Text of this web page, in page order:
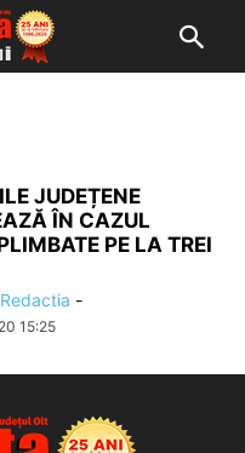
JUDEȚENE
ÎN CAZUL
PE LA TREI
-
15:25